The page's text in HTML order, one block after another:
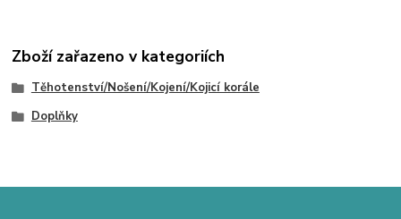
Zboží zařazeno v kategoriích
Těhotenství/Nošení/Kojení/Kojicí korále
Doplňky